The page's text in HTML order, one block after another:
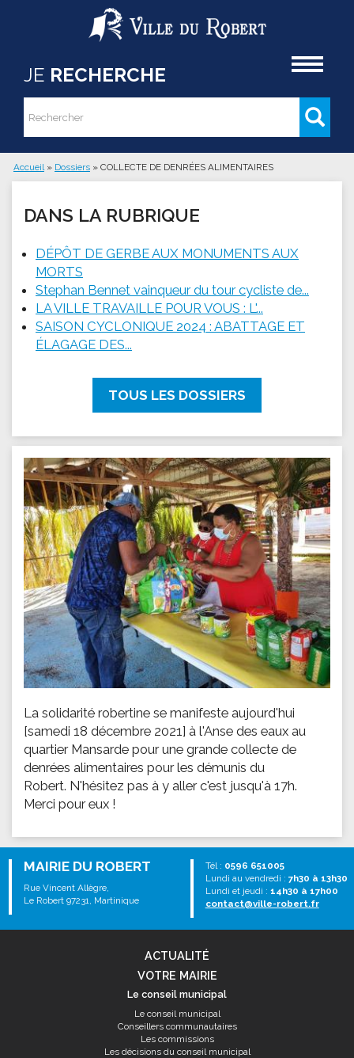
Aller au contenu principal
JE RECHERCHE
Formulaire de recherche
Rechercher
Vous êtes ici
Accueil » Dossiers » COLLECTE DE DENRÉES ALIMENTAIRES
DANS LA RUBRIQUE
DÉPÔT DE GERBE AUX MONUMENTS AUX
MORTS
Stephan Bennet vainqueur du tour cycliste de...
LA VILLE TRAVAILLE POUR VOUS : L'...
SAISON CYCLONIQUE 2024 : ABATTAGE ET
ÉLAGAGE DES...
TOUS LES DOSSIERS
La solidarité robertine se manifeste aujourd'hui
[samedi 18 décembre 2021] à l'Anse des eaux au
quartier Mansarde pour une grande collecte de
denrées alimentaires pour les démunis du
Robert. N'hésitez pas à y aller c'est jusqu'à 17h.
Merci pour eux !
MAIRIE DU ROBERT
Rue Vincent Allègre,
Le Robert 97231, Martinique
Tél : 0596 651005
Lundi au vendredi : 7h30 à 13h30
Lundi et jeudi : 14h30 à 17h00
contact@ville-robert.fr
ACTUALITÉ
VOTRE MAIRIE
Le conseil municipal
Le conseil municipal
Conseillers communautaires
Les commissions
Les décisions du conseil municipal